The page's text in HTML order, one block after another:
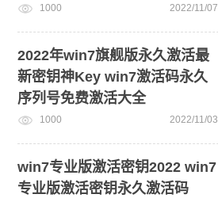
1000 2022/11/07
2022年win7旗舰版永久激活最
新密钥神Key win7激活码永久
序列号免费激活大全
1000 2022/11/03
win7专业版激活密钥2022 win7
专业版激活密钥永久激活码